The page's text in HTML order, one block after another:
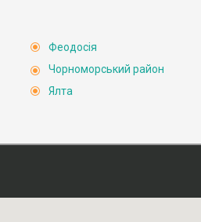
Феодосія
Чорноморський район
Ялта